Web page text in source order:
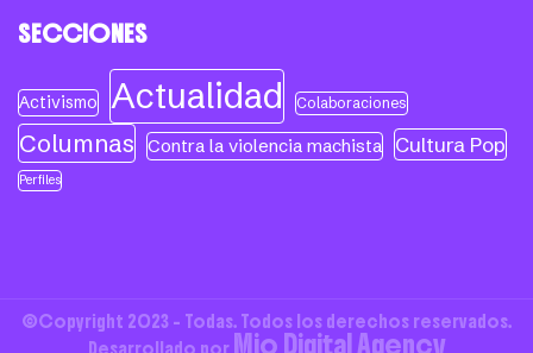
SECCIONES
Activismo Actualidad Colaboraciones
Columnas Contra la violencia machista Cultura Pop
Perfiles
©Copyright 2023 - Todas. Todos los derechos reservados.
Desarrollado por Mio Digital Agency